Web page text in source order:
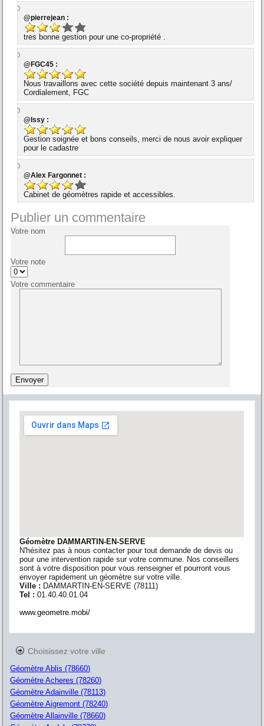
@pierrejean :
tres bonne gestion pour une co-propriété .
@FGC45 :
Nous travaillons avec cette société depuis maintenant 3 ans/
Cordialement, FGC
@Issy :
Gestion soignée et bons conseils, merci de nous avoir expliquer
pour le cadastre
@Alex Fargonnet :
Cabinet de géomètres rapide et accessibles.
Publier un commentaire
Votre nom
Votre note
Votre commentaire
Géomètre DAMMARTIN-EN-SERVE
N'hésitez pas à nous contacter pour tout demande de devis ou
pour une intervention rapide sur votre commune. Nos conseillers
sont à votre disposition pour vous renseigner et pourront vous
envoyer rapidement un géomètre sur votre ville.
Ville : DAMMARTIN-EN-SERVE (78111)
Tel :01.40.40.01.04
www.geometre.mobi/
Choisissez votre ville
Géomètre Ablis (78660)
Géomètre Acheres (78260)
Géomètre Adainville (78113)
Géomètre Aigremont (78240)
Géomètre Allainville (78660)